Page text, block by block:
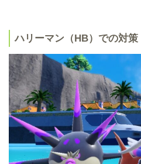
ハリーマン（HB）での対策